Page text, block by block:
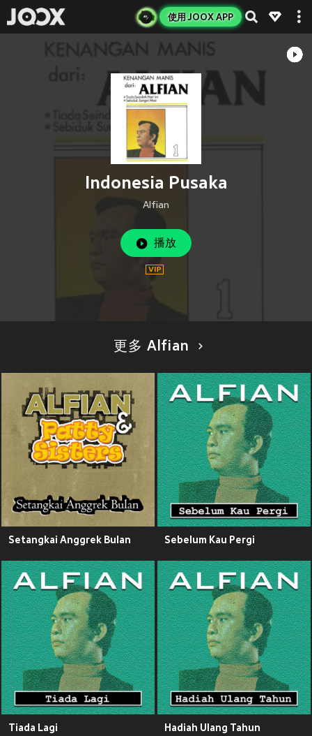
使用 JOOX APP
Indonesia Pusaka
Alfian
播放
更多 Alfian
Setangkai Anggrek Bulan Sebelum Kau Pergi
Tiada Lagi Hadiah Ulang Tahun